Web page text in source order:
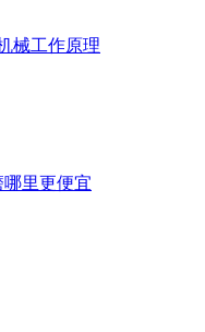
械工作原理
哪里更便宜